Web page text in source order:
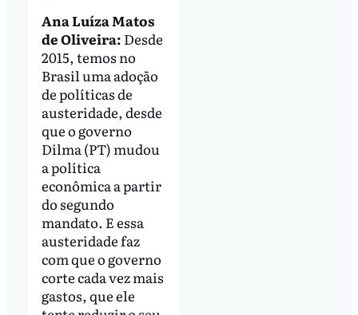
Ana Luíza Matos
de Oliveira: Desde
2015, temos no
Brasil uma adoção
de políticas de
austeridade, desde
que o governo
Dilma (PT) mudou
a política
econômica a partir
do segundo
mandato. E essa
austeridade faz
com que o governo
corte cada vez mais
gastos, que ele